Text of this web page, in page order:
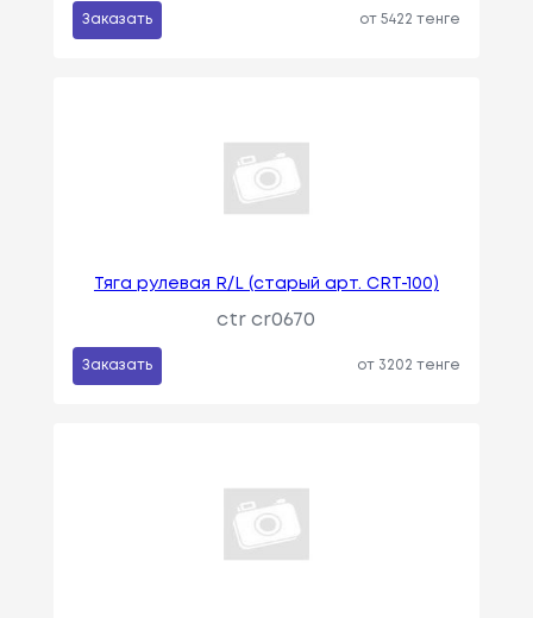
Заказать от 5422 тенге
Тяга рулевая R/L (старый арт. CRT-100)
ctr cr0670
Заказать от 3202 тенге